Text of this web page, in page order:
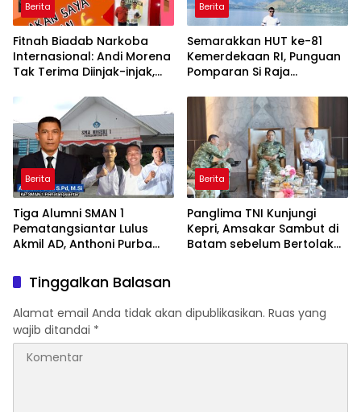
Berita
Fitnah Biadab Narkoba
Internasional: Andi Morena
Tak Terima Diinjak-injak,
Penyebar Hoaks ke Polda
Kepri!
Berita
Semarakkan HUT ke-81
Kemerdekaan RI, Punguan
Pomparan Si Raja
Gelar Berbagai
Perlombaan
Berita
Tiga Alumni SMAN 1
Pematangsiantar Lulus
Akmil AD, Anthoni Purba
Berita
Panglima TNI Kunjungi
Kepri, Amsakar Sambut di
Batam sebelum Bertolak
Tinggalkan Balasan
Alamat email Anda tidak akan dipublikasikan. Ruas yang
wajib ditandai *